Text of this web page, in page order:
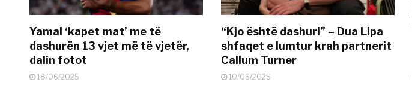
Yamal ‘kapet mat’ me të
dashurën 13 vjet më të vjetër,
dalin fotot
18/06/2025
“Kjo është dashuri” – Dua Lipa
shfaqet e lumtur krah partnerit
Callum Turner
10/06/2025